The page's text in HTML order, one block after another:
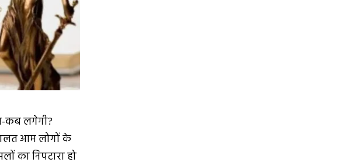
कब लगेगी?
आम लोगों के
का निपटारा हो